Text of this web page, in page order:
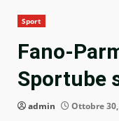
Sport
Fano-
Sportube
admin Ottobre